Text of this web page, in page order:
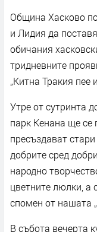
Община Хасково
и Лидия да
обичания
тридневните
„Китна Тракия пее
Утре от сутринта
парк Кенана ще се
пресъздават
добрите сред
народно
цветните люлки, а
спомен от нашата
В събота вечерта